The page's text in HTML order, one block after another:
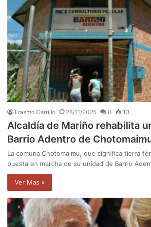
Erasmo Carrillo 28/11/2025 0 13
Alcaldía de Mariño rehabilita
Barrio Adentro de
La comuna Chotomaimu, que significa tierra
puesta en marcha de su unidad de Barrio
Ver Mas »